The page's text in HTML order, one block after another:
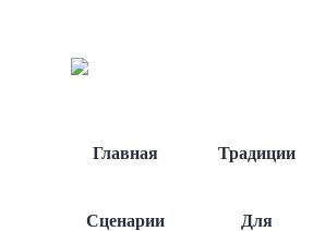
Главная Традиции
Сценарии
Для